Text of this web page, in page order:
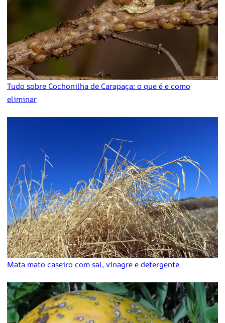
Tudo sobre Cochonilha de Carapaça: o que é e como
eliminar
Mata mato caseiro com sal, vinagre e detergente